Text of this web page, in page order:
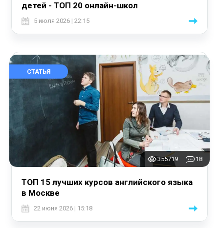
детей - ТОП 20 онлайн-школ
5 июля 2026 | 22:15
СТАТЬЯ
355719 18
ТОП 15 лучших курсов английского языка
в Москве
22 июня 2026 | 15:18